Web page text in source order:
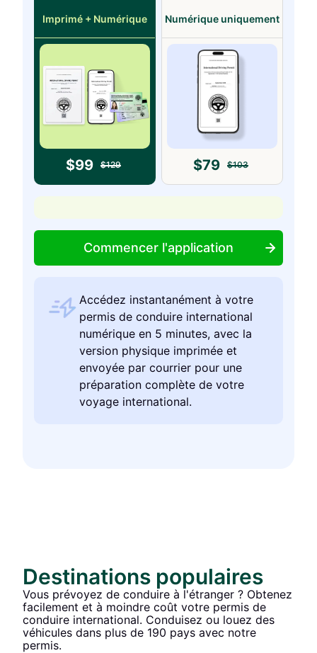
Imprimé + Numérique
$99 $129
Numérique uniquement
$79 $103
Commencer l'application
Accédez instantanément à votre
permis de conduire international
numérique en 5 minutes, avec la
version physique imprimée et
envoyée par courrier pour une
préparation complète de votre
voyage international.
Destinations populaires
Vous prévoyez de conduire à l'étranger ? Obtenez
facilement et à moindre coût votre permis de
conduire international. Conduisez ou louez des
véhicules dans plus de 190 pays avec notre
permis.